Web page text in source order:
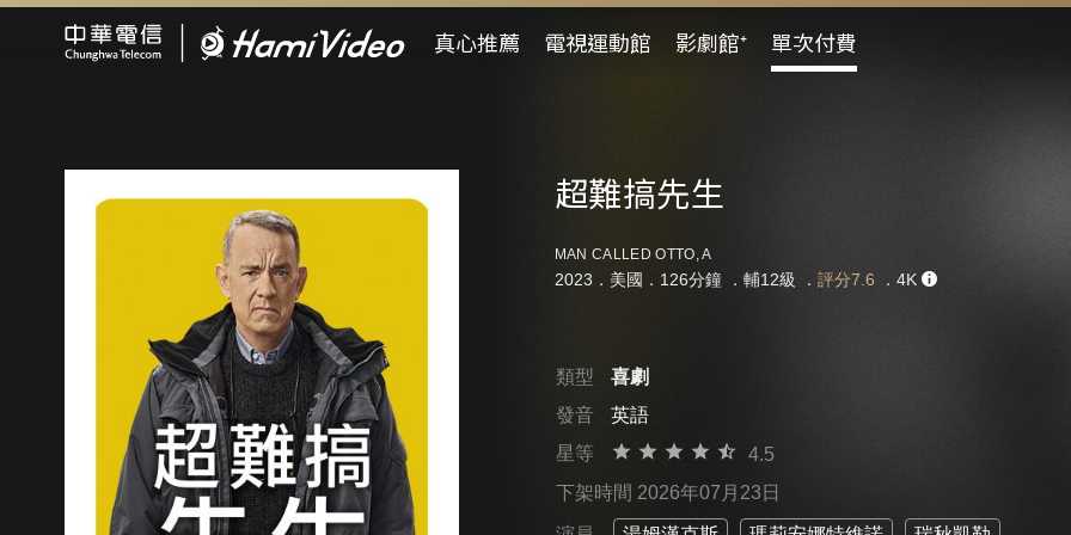
真心推薦 電視運動館 影劇館⁺ 單次付費
超難搞先生
MAN CALLED OTTO, A
2023．美國．126分鐘 ． 輔12級 ． 評分7.6 ．4K
類型
喜劇
發音
英語
星等
4.5
下架時間 2026年07月23日